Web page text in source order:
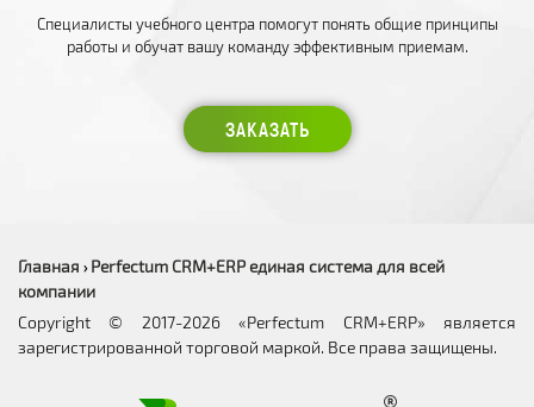
Специалисты учебного центра помогут понять общие принципы
работы и обучат вашу команду эффективным приемам.
ЗАКАЗАТЬ
Главная › Perfectum CRM+ERP единая система для всей
компании
Copyright © 2017-2026 «Perfectum CRM+ERP» является
зарегистрированной торговой маркой. Все права защищены.